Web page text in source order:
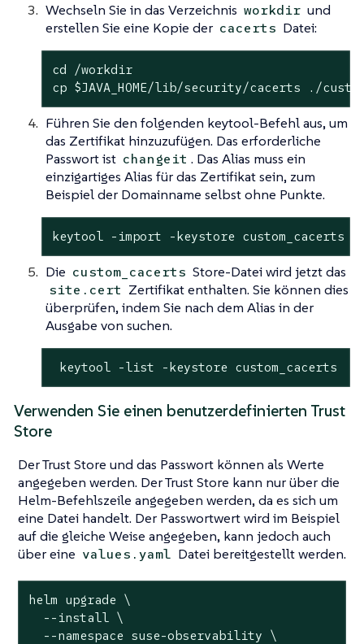
Wechseln Sie in das Verzeichnis workdir und
erstellen Sie eine Kopie der cacerts Datei:
cd /workdir
cp $JAVA_HOME/lib/security/cacerts ./
Führen Sie den folgenden keytool-Befehl aus, um
das Zertifikat hinzuzufügen. Das erforderliche
Passwort ist changeit . Das Alias muss ein
einzigartiges Alias für das Zertifikat sein, zum
Beispiel der Domainname selbst ohne Punkte.
keytool -import -keystore custom_cacerts -
Die custom_cacerts Store-Datei wird jetzt das
site.cert Zertifikat enthalten. Sie können dies
überprüfen, indem Sie nach dem Alias in der
Ausgabe von suchen.
keytool -list -keystore custom_cacerts
Verwenden Sie einen benutzerdefinierten Trust
Store
Der Trust Store und das Passwort können als Werte
angegeben werden. Der Trust Store kann nur über die
Helm-Befehlszeile angegeben werden, da es sich um
eine Datei handelt. Der Passwortwert wird im Beispiel
auf die gleiche Weise angegeben, kann jedoch auch
über eine values.yaml Datei bereitgestellt werden.
helm upgrade \
  --install \
  --namespace suse-observability \